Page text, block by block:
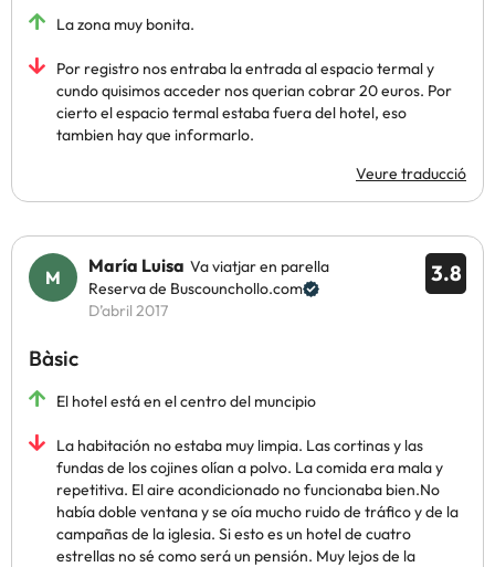
La zona muy bonita.
Por registro nos entraba la entrada al espacio termal y
cundo quisimos acceder nos querian cobrar 20 euros. Por
cierto el espacio termal estaba fuera del hotel, eso
tambien hay que informarlo.
Veure traducció
3.8
María Luisa Va viatjar en parella
Reserva de Buscounchollo.com
D’abril 2017
Bàsic
El hotel está en el centro del muncipio
La habitación no estaba muy limpia. Las cortinas y las
fundas de los cojines olían a polvo. La comida era mala y
repetitiva. El aire acondicionado no funcionaba bien.No
había doble ventana y se oía mucho ruido de tráfico y de la
campañas de la iglesia. Si esto es un hotel de cuatro
estrellas no sé como será un pensión. Muy lejos de la